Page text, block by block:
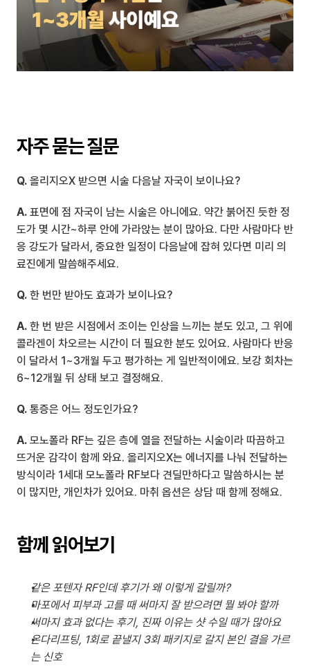
자주 묻는 질문
Q. 올리지오X 받으면 시술 다음날 자국이 보이나요?
A. 표면에 점 자국이 남는 시술은 아니에요. 약간 붉어진 듯한 정
도가 몇 시간~하루 안에 가라앉는 분이 많아요. 다만 사람마다 반
응 강도가 달라서, 중요한 일정이 다음날에 잡혀 있다면 미리 의
료진에게 말씀해주세요.
Q. 한 번만 받아도 효과가 보이나요?
A. 한 번 받은 시점에서 조이는 인상을 느끼는 분도 있고, 그 위에
콜라겐이 차오르는 시간이 더 필요한 분도 있어요. 사람마다 반응
이 달라서 1~3개월 두고 평가하는 게 일반적이에요. 보강 회차는
6~12개월 뒤 상태 보고 결정해요.
Q. 통증은 어느 정도인가요?
A. 모노폴라 RF는 깊은 층에 열을 전달하는 시술이라 따끔하고
뜨거운 감각이 함께 와요. 올리지오X는 에너지를 나눠 전달하는
방식이라 1세대 모노폴라 RF보다 견딜만하다고 말씀하시는 분
이 많지만, 개인차가 있어요. 마취 옵션은 상담 때 함께 정해요.
함께 읽어보기
같은 포텐자 RF인데 후기가 왜 이렇게 갈릴까?
마포에서 피부과 고를 때 써마지 잘 받으려면 뭘 봐야 할까
써마지 효과 없다는 후기, 진짜 이유는 샷 수일 때가 많아요
온다리프팅, 1회로 끝낼지 3회 패키지로 갈지 본인 결을 가르
는 신호